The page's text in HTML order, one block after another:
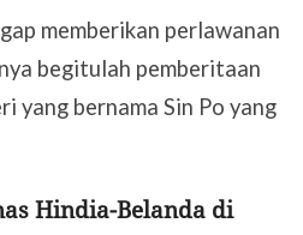
memberikan perlawanan
begitulah pemberitaan
yang bernama Sin Po yang
Hindia-Belanda di